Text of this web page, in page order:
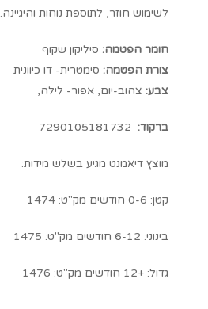
לשימוש חוזר, לתוספת נוחות והיגיינה.
חומר הפטמה: סיליקון שקוף
צורת הפטמה: סימטרית- דו כיוונית
צבע: צהוב-יום, אפור- לילה,
ברקוד: 7290105181732
מוצץ דיאמנט מגיע בשלש מידות:
קטן: 0-6 חודשים מק"ט: 1474
בינוני: 6-12 חודשים מק"ט: 1475
גדול: +12 חודשים מק"ט: 1476